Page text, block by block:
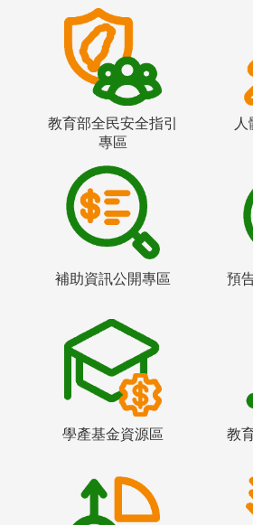
教育部全民安全指引
專區
補助資訊公開專區
預
學產基金資源區 教